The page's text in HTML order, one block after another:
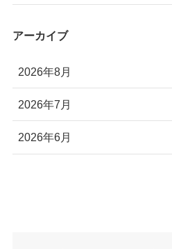
アーカイブ
2026年8月
2026年7月
2026年6月